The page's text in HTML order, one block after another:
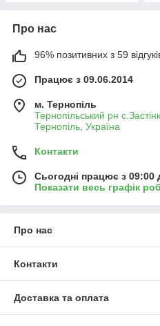
Про нас
96% позитивних з 59
Працює з 09.06.2014
м. Тернопіль
Тернопільський рн
Тернопіль, Україна
Контакти
Сьогодні працює з 09:00
Показати весь графік
Про нас
Контакти
Доставка та оплата